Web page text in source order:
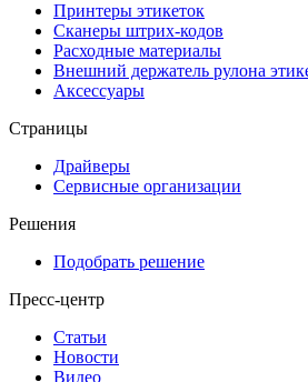
Принтеры этикеток
Сканеры штрих-кодов
Расходные материалы
Внешний держатель рулона
Аксессуары
Страницы
Драйверы
Сервисные организации
Решения
Подобрать решение
Пресс-центр
Статьи
Новости
Видео